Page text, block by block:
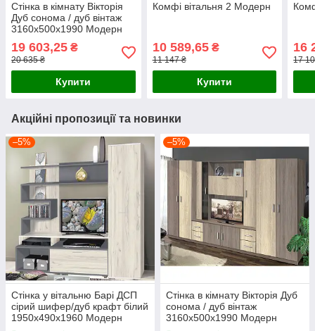
Стінка в кімнату Вікторія
Дуб сонома / дуб вінтаж
3160х500х1990 Модерн
19 603,25 ₴
20 635 ₴
Купити
Комфі вітальня 2 Модерн
10 589,65₴
11 147 ₴
Купити
16
17
Акційні пропозиції та новинки
–5%
Стінка у вітальню Барі ДСП
сірий шифер/дуб крафт білий
1950х490х1960 Модерн
–5%
Стінка в кімнату Вікторія Дуб
сонома / дуб вінтаж
3160х500х1990 Модерн